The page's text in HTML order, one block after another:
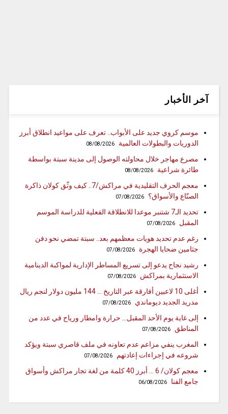
آخر الأخبار
موسم كروي جديد على الأبواب.. تعرف على مواعيد انطلاق أبرز
الدوريات والبطولات العالمية
08/08/2026
مصرع مهاجر خلال محاولته الوصول إلى مدينة سبتة بواسطة
طائرة شراعية
08/08/2026
معجم الحرف التقليدية في مراكش/7.. كيف وثّق كولان ذاكرة
الصنّاع والأسواق؟
07/08/2026
تحديد الـ7 شتنبر موعدا للانطلاقة الفعلية للدراسة الموسم
المقبل
07/08/2026
رغم عدم تحديد هويات معظمهم بعد.. سبتة تمضي نحو دفن
جثامين ضحايا الهجرة
07/08/2026
رشيد نجاح يدعو إلى تسريع المساطر الإدارية لمواكبة الدينامية
الاستثمارية بمراكش
07/08/2026
أغلى 10 لاعبين أفارقة عبر التاريخ … 144 مليون دولار لنجم ريال
مدريد الجديد ديوماندي
07/08/2026
إلى غاية يوم الأحد المقبل… حرارة وامطار ورياح في عدد من
المناطق
07/08/2026
المغرب ينفي مزاعم عدم تعاونه في ملف قاصري سبتة ويؤكد
شروعه في إجراءات إعادتهم
07/08/2026
معجم كولان/ 6 … أبرز 40 كلمة من لغة تجار مراكش وأسواق
جامع الفنا
06/08/2026